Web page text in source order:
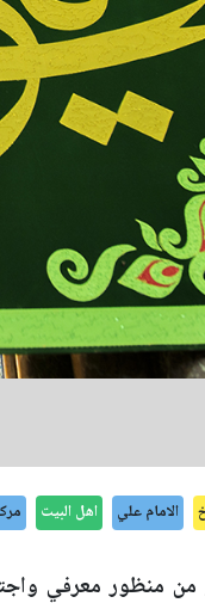
الامام علي اهل البيت
من منظور معرفي